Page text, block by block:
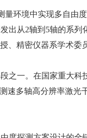
环境中实现多自由
出从2轴到5轴的系列
、精密仪器系学术委
之一。在国家重大科
速多轴高分辨率激光